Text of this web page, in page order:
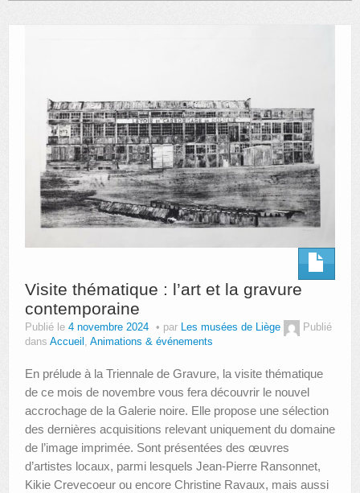
Visite thématique : l’art et la gravure
contemporaine
Publié le 4 novembre 2024 par Les musées de Liège
Publié
dans Accueil , Animations & événements
En prélude à la Triennale de Gravure, la visite thématique
de ce mois de novembre vous fera découvrir le nouvel
accrochage de la Galerie noire. Elle propose une sélection
des dernières acquisitions relevant uniquement du domaine
de l’image imprimée. Sont présentées des œuvres
d’artistes locaux, parmi lesquels Jean-Pierre Ransonnet,
Kikie Crevecoeur ou encore Christine Ravaux, mais aussi